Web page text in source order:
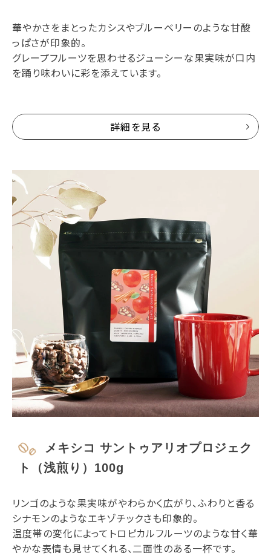
華やかさをまとったカシスやブルーベリーのような甘酸
っぱさが印象的。
グレープフルーツを思わせるジューシーな果実味が口内
を踊り味わいに彩を添えています。
詳細を見る
メキシコ サントゥアリオプロジェク
ト（浅煎り）100g
リンゴのような果実味がやわらかく広がり、ふわりと香る
シナモンのようなエキゾチックさも印象的。
温度帯の変化によってトロピカルフルーツのような甘く華
やかな表情も見せてくれる、二面性のある一杯です。